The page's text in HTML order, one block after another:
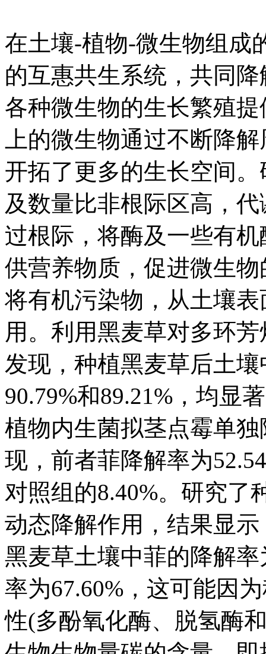
在土壤-植物-微生物组成
的互惠共生系统，共同
各种微生物的生长繁殖
上的微生物通过不断降
开拓了更多的生长空间
及数量比非根际区高，
过根际，将酶及一些有
供营养物质，促进微生
将有机污染物，从土壤
用。利用黑麦草对多环
发现，种植黑麦草后土
90.79%和89.21%，均显
植物内生菌拟茎点霉单
现，前者菲降解率为
对照组的8.40%。研究了
动态降解作用，结果显
黑麦草土壤中菲的降解
率为67.60%，这可能因
性(多酚氧化酶、脱氢酶